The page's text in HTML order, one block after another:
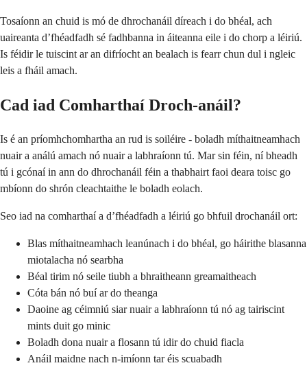
Tosaíonn an chuid is mó de dhrochanáil díreach i do bhéal, ach
uaireanta d’fhéadfadh sé fadhbanna in áiteanna eile i do chorp a léiriú.
Is féidir le tuiscint ar an difríocht an bealach is fearr chun dul i ngleic
leis a fháil amach.
Cad iad Comharthaí Droch-anáil?
Is é an príomhchomhartha an rud is soiléire - boladh míthaitneamhach
nuair a análú amach nó nuair a labhraíonn tú. Mar sin féin, ní bheadh
tú i gcónaí in ann do dhrochanáil féin a thabhairt faoi deara toisc go
mbíonn do shrón cleachtaithe le boladh eolach.
Seo iad na comharthaí a d’fhéadfadh a léiriú go bhfuil drochanáil ort:
Blas míthaitneamhach leanúnach i do bhéal, go háirithe blasanna
miotalacha nó searbha
Béal tirim nó seile tiubh a bhraitheann greamaitheach
Cóta bán nó buí ar do theanga
Daoine ag céimniú siar nuair a labhraíonn tú nó ag tairiscint
mints duit go minic
Boladh dona nuair a flosann tú idir do chuid fiacla
Anáil maidne nach n-imíonn tar éis scuabadh